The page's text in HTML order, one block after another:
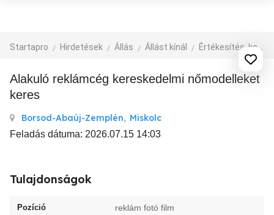
Startapro Hirdetések Állás Állást kínál Értékesítés, kereskedelem, üzlet
alakuló reklámcég kereskedelmi nőmodelleket
keres
Borsod-Abaúj-Zemplén, Miskolc
Feladás dátuma: 2026.07.15 14:03
Tulajdonságok
Pozíció reklám fotó film